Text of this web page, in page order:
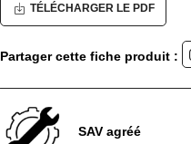
TÉLÉCHARGER LE PDF
Partager cette fiche produit :
SAV agréé